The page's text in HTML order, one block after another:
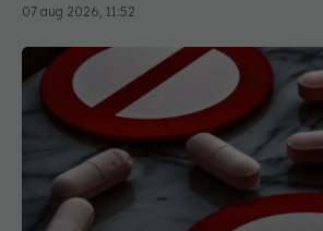
07 aug 2026, 11:52